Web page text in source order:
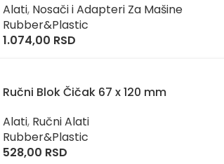
Alati, Nosači i Adapteri Za Mašine
Rubber&Plastic
1.074,00 RSD
Ručni Blok Čičak 67 x 120 mm
Alati, Ručni Alati
Rubber&Plastic
528,00 RSD